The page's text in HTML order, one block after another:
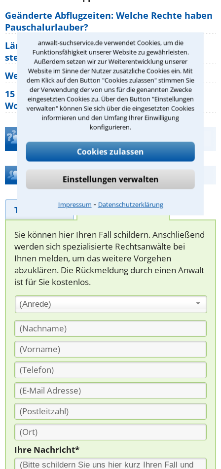
anwalt-suchservice.de verwendet Cookies, um die
Funktionsfähigkeit unserer Website zu gewährleisten.
Außerdem setzen wir zur Weiterentwicklung unserer
Website im Sinne der Nutzer zusätzliche Cookies ein. Mit
dem Klick auf den Button "Cookies zulassen" stimmen Sie
der Verwendung der von uns für die genannten Zwecke
eingesetzten Cookies zu. Über den Button "Einstellungen
verwalten" können Sie sich über die eingesetzten Cookies
informieren und den Umfang Ihrer Einwilligung
konfigurieren.
Cookies zulassen
Einstellungen verwalten
Impressum ⁃ Datenschutzerklärung
Geänderte Abflugzeiten: Welche Rechte haben
Pauschalurlauber?
Lärm von den Nachbarn: Welche Rechte
stehen mir zu?
Wer muss Zweitwohnungssteuer zahlen?
15 elementare Rechte, die jeder
Wohnungseigentümer kennen sollte
Hilfe bei Ihrer Anwaltsuche?
Telefonhilfe Beratungsanfrage
Sie können hier Ihren Fall schildern. Anschließend
werden sich spezialisierte Rechtsanwälte bei
Ihnen melden, um das weitere Vorgehen
abzuklären. Die Rückmeldung durch einen Anwalt
ist für Sie kostenlos.
(Anrede)
Ihre Nachricht*